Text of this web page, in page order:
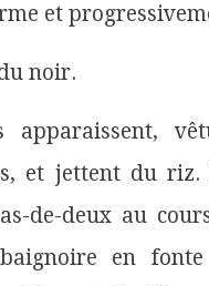
et
noir.
apparaissent,
et jettent du riz.
de-deux au
en